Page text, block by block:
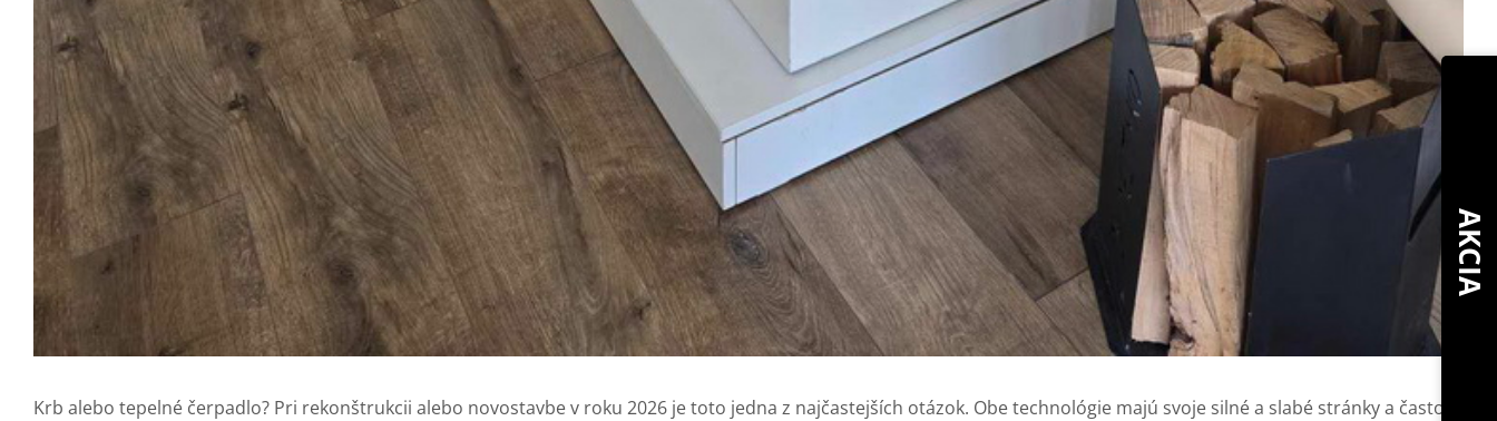
Krb alebo tepelné čerpadlo? Pri rekonštrukcii alebo novostavbe v roku 2026 je toto jedna z najčastejších otázok. Obe technológie majú svoje silné a slabé stránky a často je
AKCIA